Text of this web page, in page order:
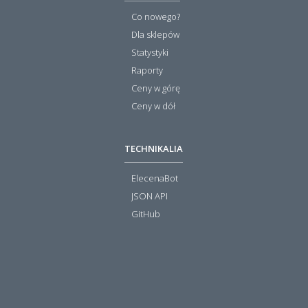
Co nowego?
Dla sklepów
Statystyki
Raporty
Ceny w górę
Ceny w dół
TECHNIKALIA
ElecenaBot
JSON API
GitHub